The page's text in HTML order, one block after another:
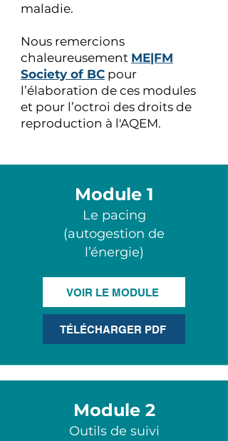
maladie.
Nous remercions
chaleureusement ME|FM
Society of BC pour
l’élaboration de ces modules
et pour l’octroi des droits de
reproduction à l'AQEM.
Module 1
Le pacing
(autogestion de
l’énergie)
VOIR LE MODULE
TÉLÉCHARGER PDF
Module 2
Outils de suivi